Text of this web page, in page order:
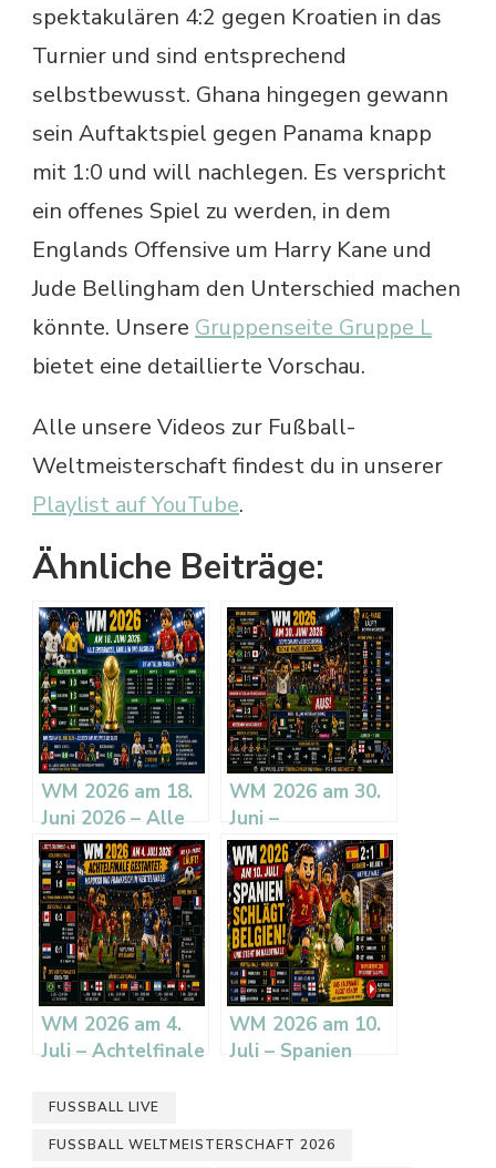
spektakulären 4:2 gegen Kroatien in das
Turnier und sind entsprechend
selbstbewusst. Ghana hingegen gewann
sein Auftaktspiel gegen Panama knapp
mit 1:0 und will nachlegen. Es verspricht
ein offenes Spiel zu werden, in dem
Englands Offensive um Harry Kane und
Jude Bellingham den Unterschied machen
könnte. Unsere Gruppenseite Gruppe L
bietet eine detaillierte Vorschau.
Alle unsere Videos zur Fußball-
Weltmeisterschaft findest du in unserer
Playlist auf YouTube.
Ähnliche Beiträge:
WM 2026 am 18.
Juni 2026 – Alle
Ergebnisse,
Tabellen und
Ausblick
WM 2026 am 30.
Juni –
Deutschland
ausgeschieden,
K.o.-Phase läuft
WM 2026 am 4.
Juli – Achtelfinale
Marokko und
Viertelfinale
WM 2026 am 10.
Juli – Spanien
FUSSBALL LIVE
FUSSBALL WELTMEISTERSCHAFT 2026